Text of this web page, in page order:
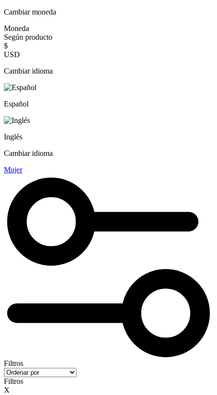
Cambiar moneda
Moneda
Según producto
$
USD
Cambiar idioma
Español
Inglés
Cambiar idioma
Mujer
Filtros
Filtros
X